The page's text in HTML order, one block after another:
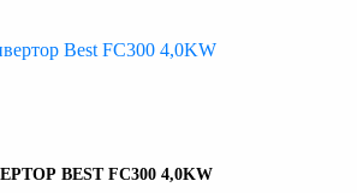
BEST FC300 4,0KW